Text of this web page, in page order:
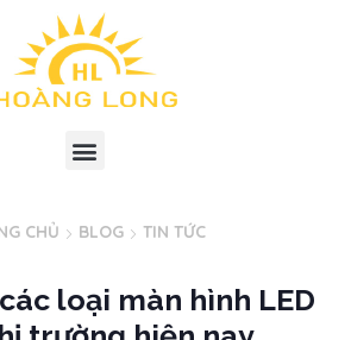
CHỦ BLOG TIN TỨC
loại màn hình LED